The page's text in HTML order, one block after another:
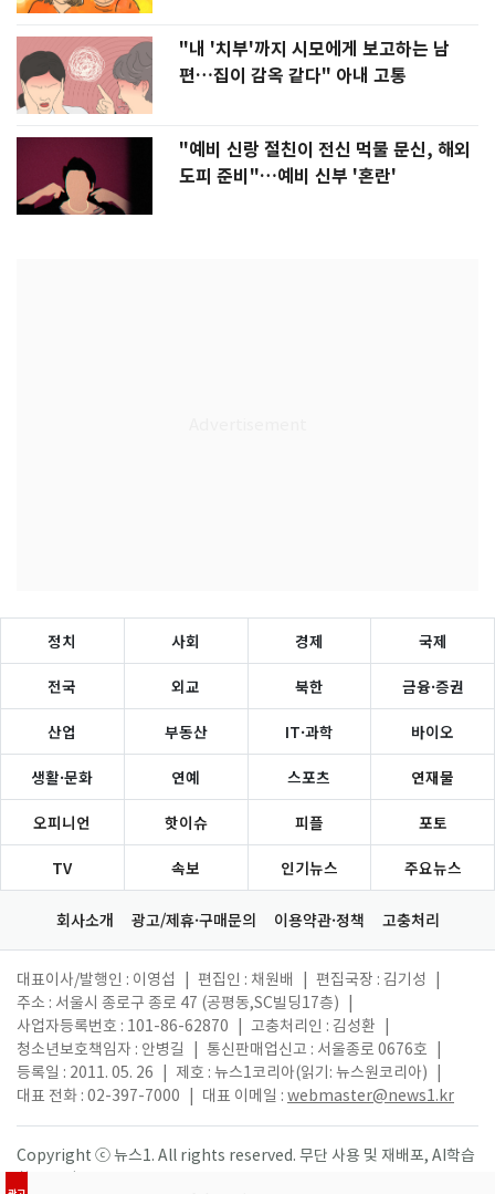
"내 '치부'까지 시모에게 보고하는 남
편…집이 감옥 같다" 아내 고통
"예비 신랑 절친이 전신 먹물 문신, 해외
도피 준비"…예비 신부 '혼란'
정치 사회 경제 국제
전국 외교 북한 금융·증권
산업 부동산 IT·과학 바이오
생활·문화 연예 스포츠 연재물
오피니언 핫이슈 피플 포토
TV 속보 인기뉴스 주요뉴스
회사소개 광고/제휴·구매문의 이용약관·정책 고충처리
대표이사/발행인 : 이영섭 편집인 : 채원배 편집국장 : 김기성
주소 : 서울시 종로구 종로 47 (공평동,SC빌딩17층)
사업자등록번호 : 101-86-62870
고충처리인 : 김성환
청소년보호책임자 : 안병길
통신판매업신고 : 서울종로 0676호
등록일 : 2011. 05. 26
제호 : 뉴스1코리아(읽기: 뉴스원코리아)
대표 전화 : 02-397-7000
대표 이메일 : webmaster@news1.kr
Copyright ⓒ 뉴스1. All rights reserved. 무단 사용 및 재배포, AI학습
활용 금지.